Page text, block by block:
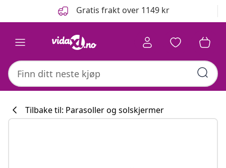
Gratis frakt over 1149 kr
Tilbake til: Parasoller og solskjermer